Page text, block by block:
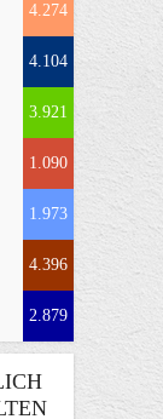
4.274
4.104
3.921
1.090
1.973
4.396
2.879